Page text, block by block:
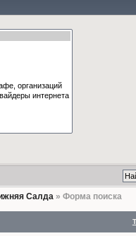
Салда» Форма поиска